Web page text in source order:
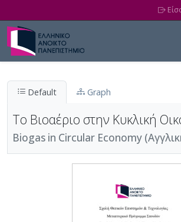
Default Graph
Το Βιοαέριο στην Κυκλική
Biogas in Circular Economy